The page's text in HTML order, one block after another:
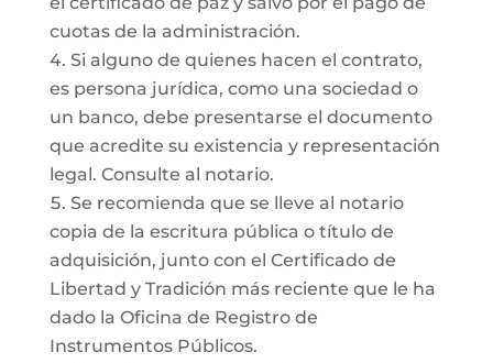
cuotas de la administración.
Si alguno de quienes hacen el contrato,
es persona jurídica, como una sociedad o
un banco, debe presentarse el documento
que acredite su existencia y representación
legal. Consulte al notario.
Se recomienda que se lleve al notario
copia de la escritura pública o título de
adquisición, junto con el Certificado de
Libertad y Tradición más reciente que le ha
dado la Oficina de Registro de
Instrumentos Públicos.